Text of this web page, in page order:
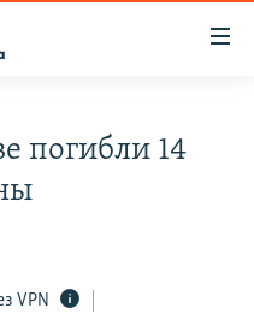
погибли 14
VPN